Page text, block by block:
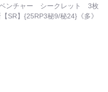
ンチャー シークレット 3枚
SR】{25RP3秘9/秘24}《多》